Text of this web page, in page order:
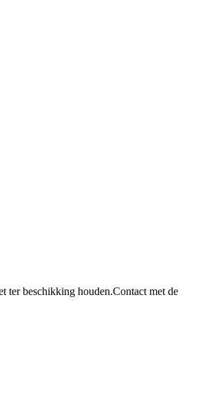
ter beschikking houden.Contact met de